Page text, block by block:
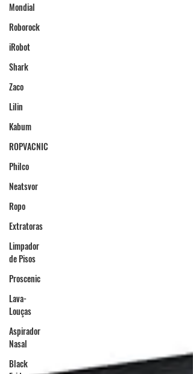
Mondial
Roborock
iRobot
Shark
Zaco
Lilin
Kabum
ROPVACNIC
Philco
Neatsvor
Ropo
Extratoras
Limpador
de Pisos
Proscenic
Lava-
Louças
Aspirador
Nasal
Black